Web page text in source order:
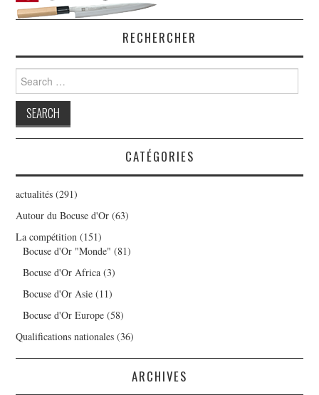
RECHERCHER
Search
for:
CATÉGORIES
actualités (291)
Autour du Bocuse d'Or (63)
La compétition (151)
Bocuse d'Or "Monde" (81)
Bocuse d'Or Africa (3)
Bocuse d'Or Asie (11)
Bocuse d'Or Europe (58)
Qualifications nationales (36)
ARCHIVES